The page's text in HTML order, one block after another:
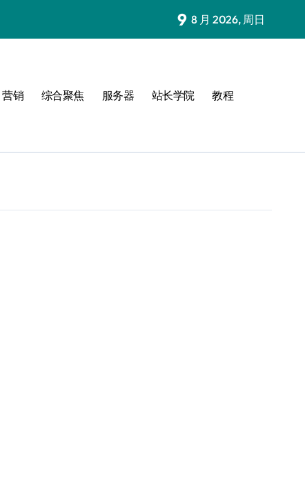
9 8 月 2026, 周日
营销 综合聚焦 服务器 站长学院 教程